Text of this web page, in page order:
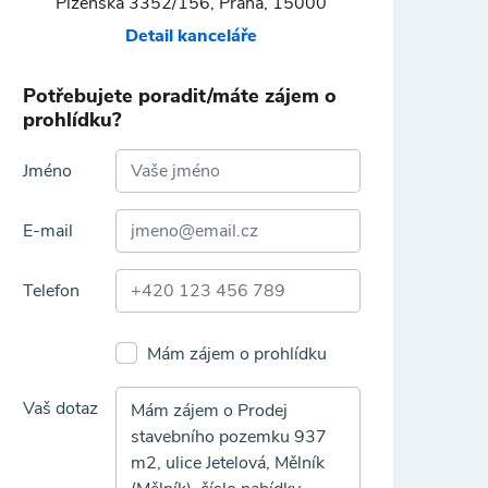
Detail kanceláře
Potřebujete poradit/máte zájem o
prohlídku?
Jméno
E-mail
Telefon
Mám zájem o prohlídku
Vaš dotaz